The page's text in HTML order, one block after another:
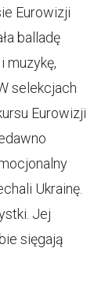
Eurowizji
balladę
muzykę,
selekcjach
Eurowizji
Ukrainę.
Jej
sięgają